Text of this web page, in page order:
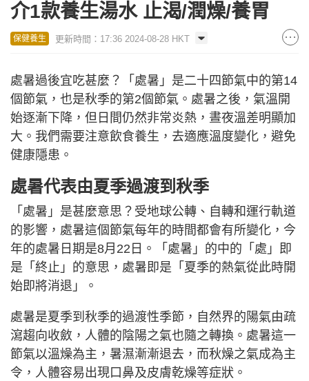
介1款養生湯水 止渴/潤燥/養胃
保健養生 更新時間：17:36 2024-08-28 HKT
處暑過後宜吃甚麼？「處暑」是二十四節氣中的第14
個節氣，也是秋季的第2個節氣。處暑之後，氣溫開
始逐漸下降，但日間仍然非常炎熱，晝夜溫差明顯加
大。我們需要注意飲食養生，去適應溫度變化，避免
健康隱患。
處暑代表由夏季過渡到秋季
「處暑」是甚麼意思？受地球公轉、自轉和運行軌道
的影響，處暑這個節氣每年的時間都會有所變化，今
年的處暑日期是8月22日。「處暑」的中的「處」即
是「終止」的意思，處暑即是「夏季的熱氣從此時開
始即將消退」。
處暑是夏季到秋季的過渡性季節，自然界的陽氣由疏
瀉趨向收斂，人體的陰陽之氣也隨之轉換。處暑這一
節氣以溫燥為主，暑濕漸漸退去，而秋燥之氣成為主
令，人體容易出現口鼻及皮膚乾燥等症狀。